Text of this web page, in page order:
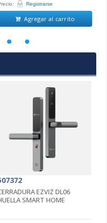
Registrarse
Agregar al carrito
EZVIZ DL06
SMART HOME